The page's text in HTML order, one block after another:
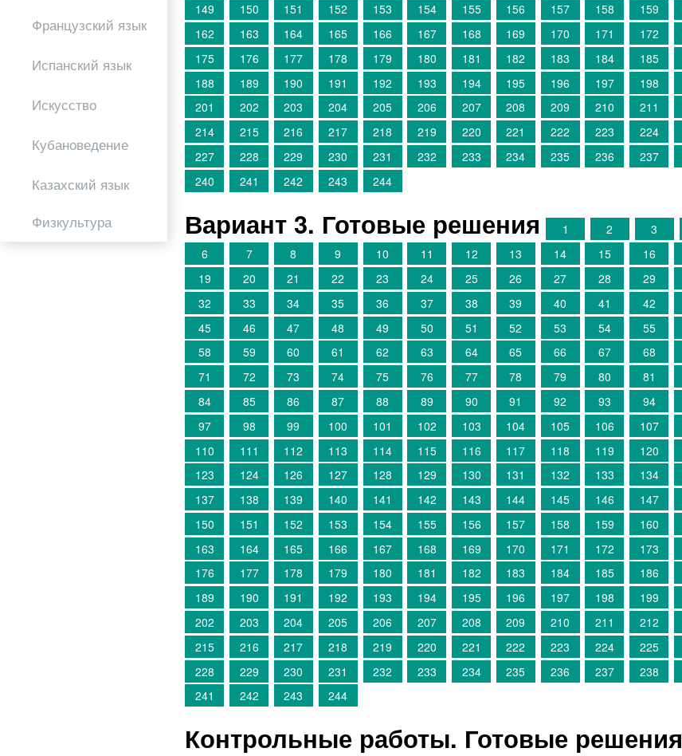
Французский язык
Испанский язык
Искусство
Кубановедение
Казахский язык
Физкультура
149
150 151 152 153 154 155 156 157 158 159
162
163 164 165 166 167 168 169 170 171 172
175
176 177 178 179 180 181 182 183 184 185
188
189 190 191 192 193 194 195 196 197 198
201
202 203 204 205 206 207 208 209 210 211
214
215 216 217 218 219 220 221 222 223 224
227
228 229 230 231 232 233 234 235 236 237
240
241 242 243 244
Вариант 3. Готовые решения 1 2 3
6
7 8 9 10 11 12 13 14 15 16
19
20 21 22 23 24 25 26 27 28 29
32
33 34 35 36 37 38 39 40 41 42
45
46 47 48 49 50 51 52 53 54 55
58
59 60 61 62 63 64 65 66 67 68
71
72 73 74 75 76 77 78 79 80 81
84
85 86 87 88 89 90 91 92 93 94
97
98 99 100 101 102 103 104 105 106 107
110
111 112 113 114 115 116 117 118 119 120
123
124 126 127 128 129 130 131 132 133 134
137
138 139 140 141 142 143 144 145 146 147
150
151 152 153 154 155 156 157 158 159 160
163
164 165 166 167 168 169 170 171 172 173
176
177 178 179 180 181 182 183 184 185 186
189
190 191 192 193 194 195 196 197 198 199
202
203 204 205 206 207 208 209 210 211 212
215
216 217 218 219 220 221 222 223 224 225
228
229 230 231 232 233 234 235 236 237 238
241
242 243 244
Контрольные работы. Готовые решения